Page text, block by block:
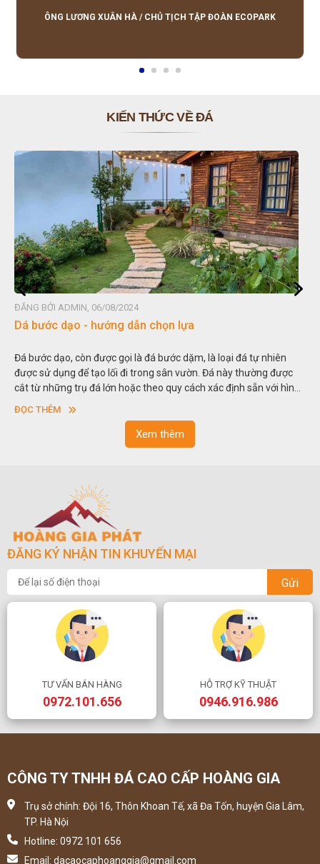
lượng tốt, giá hợp lý, hỗ trợ tận tình.
ÔNG LƯƠNG XUÂN HÀ / CHỦ TỊCH TẬP ĐOÀN ECOPARK
KIẾN THỨC VỀ ĐÁ
ĐĂNG BỞI ADMIN, 06/08/2024
Dá bước dạo - hướng dẫn chọn lựa
Đá bước dạo, còn được gọi là đá bước dặm, là loại đá tự nhiên
được sử dụng để tạo lối đi trong sân vườn. Đá này thường được
cắt từ những trụ đá lớn hoặc theo quy cách xác định sẵn với hình
vuông hoặc hình chữ nhật và có độ dày khác nhau.
ĐỌC THÊM
Xem thêm
ĐĂNG KÝ NHẬN TIN KHUYẾN MẠI
Gửi
TƯ VẤN BÁN HÀNG
0972.101.656
HỖ TRỢ KỸ THUẬT
0946.916.986
CÔNG TY TNHH ĐÁ CAO CẤP HOÀNG GIA
Trụ sở chính: Đội 16, Thôn Khoan Tế, xã Đa Tốn, huyện Gia Lâm,
TP. Hà Nội
Hotline: 0972 101 656
Email: dacaocaphoanggia@gmail.com